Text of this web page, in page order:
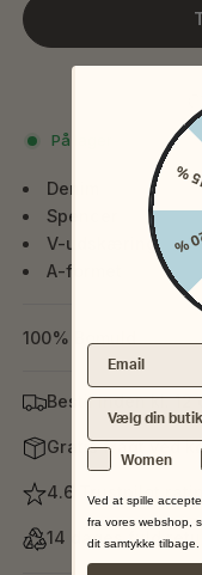
På lager
Denim
Spencer
V-udskæring
A-formet
100% Bomuld
Bestil inden kl.
Gratis fragt ved
4.6 Trustpilot
14 dages fuld
Email
Vælg din
Køn Women
Ved at spille
fra vores webshop,
dit samtykke tilbage.